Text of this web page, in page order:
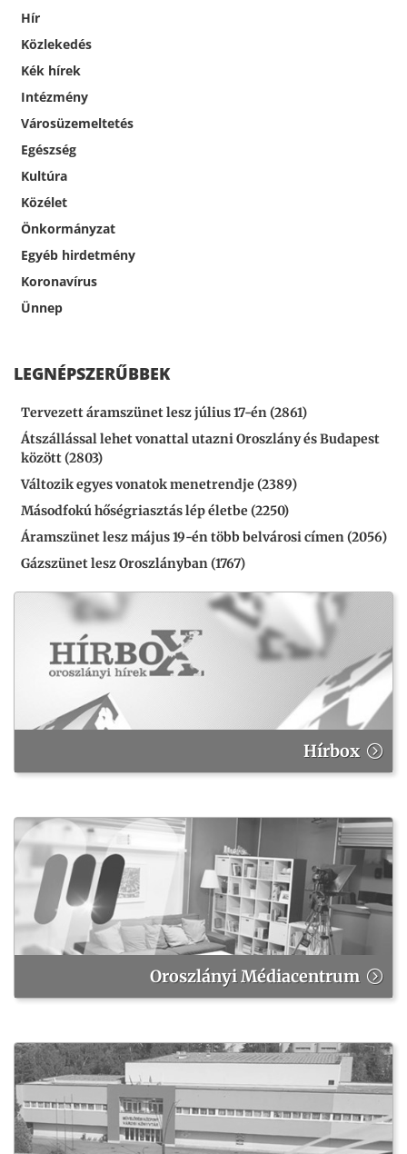
Hír
Közlekedés
Kék hírek
Intézmény
Városüzemeltetés
Egészség
Kultúra
Közélet
Önkormányzat
Egyéb hirdetmény
Koronavírus
Ünnep
LEGNÉPSZERŰBBEK
Tervezett áramszünet lesz július 17-én (2861)
Átszállással lehet vonattal utazni Oroszlány és Budapest
között (2803)
Változik egyes vonatok menetrendje (2389)
Másodfokú hőségriasztás lép életbe (2250)
Áramszünet lesz május 19-én több belvárosi címen (2056)
Gázszünet lesz Oroszlányban (1767)
Hírbox
Oroszlányi Médiacentrum